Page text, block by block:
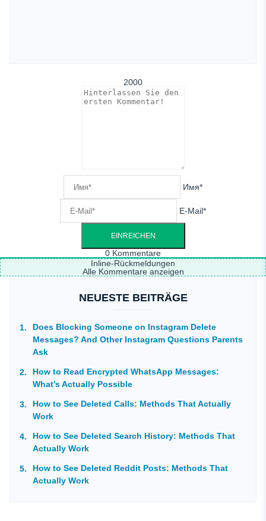
2000
Имя*
E-Mail*
0 Kommentare
Inline-Rückmeldungen
Alle Kommentare anzeigen
NEUESTE BEITRÄGE
Does Blocking Someone on Instagram Delete
Messages? And Other Instagram Questions Parents
Ask
How to Read Encrypted WhatsApp Messages:
What’s Actually Possible
How to See Deleted Calls: Methods That Actually
Work
How to See Deleted Search History: Methods That
Actually Work
How to See Deleted Reddit Posts: Methods That
Actually Work